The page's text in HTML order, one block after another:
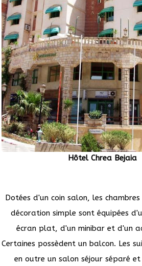
Hôtel Chrea Bejaia
Dotées d'un coin salon, les
décoration simple sont équipées
écran plat, d'un minibar et d'un
Certaines possèdent un balcon. Les
en outre un salon séjour séparé et